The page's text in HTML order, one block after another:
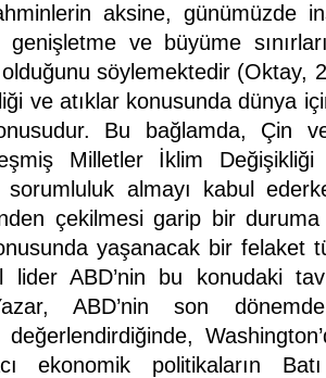
aksine, günümüzde
genişletme ve büyüme
olduğunu söylemektedir (Oktay,
ve atıklar konusunda dünya
Bu bağlamda, Çin
Milletler İklim Değişikliği
sorumluluk almayı kabul
çekilmesi garip bir
yaşanacak bir felaket
lider ABD’nin bu konudaki
ABD’nin son
değerlendirdiğinde,
ekonomik politikaların Batı